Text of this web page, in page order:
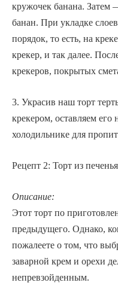
кружочек банана. Затем
банан. При укладке
порядок, то есть, на
крекер, и так далее.
крекеров, покрытых
3. Украсив наш торт
крекером, оставляем его
холодильнике для
Рецепт 2: Торт из
Описание:
Этот торт по
предыдущего. Однако,
пожалеете о том, что
заварной крем и орехи
непревзойденным.